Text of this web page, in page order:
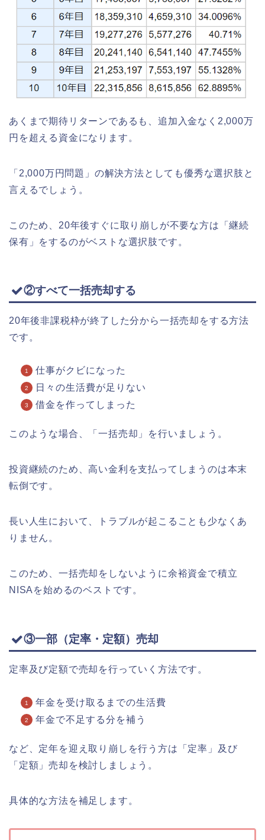
あくまで期待リターンであるも、追加入金なく2,000万
円を超える資金になります。
「2,000万円問題」の解決方法としても優秀な選択肢と
言えるでしょう。
このため、20年後すぐに取り崩しが不要な方は「継続
保有」をするのがベストな選択肢です。
②すべて一括売却する
20年後非課税枠が終了した分から一括売却をする方法
です。
仕事がクビになった
日々の生活費が足りない
借金を作ってしまった
このような場合、「一括売却」を行いましょう。
投資継続のため、高い金利を支払ってしまうのは本末
転倒です。
長い人生において、トラブルが起こることも少なくあ
りません。
このため、一括売却をしないように余裕資金で積立
NISAを始めるのベストです。
③一部（定率・定額）売却
定率及び定額で売却を行っていく方法です。
年金を受け取るまでの生活費
年金で不足する分を補う
など、定年を迎え取り崩しを行う方は「定率」及び
「定額」売却を検討しましょう。
具体的な方法を補足します。